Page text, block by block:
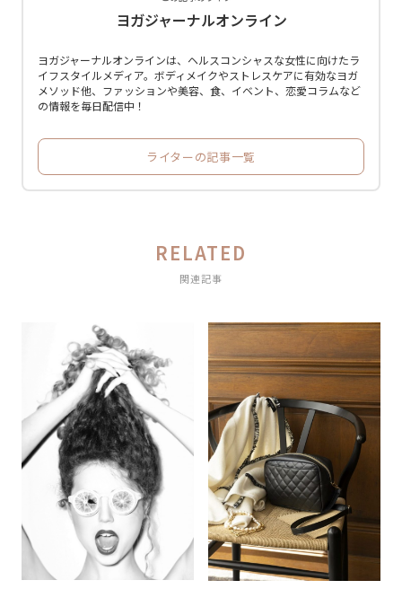
ヨガジャーナルオンライン
ヨガジャーナルオンラインは、ヘルスコンシャスな女性に向けたラ
イフスタイルメディア。ボディメイクやストレスケアに有効なヨガ
メソッド他、ファッションや美容、食、イベント、恋愛コラムなど
の情報を毎日配信中！
ライターの記事一覧
RELATED
関連記事